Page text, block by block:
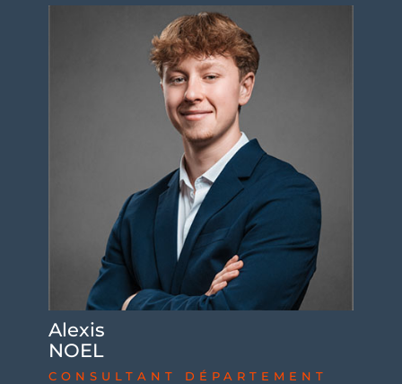
Alexis
NOEL
CONSULTANT DÉPARTEMENT